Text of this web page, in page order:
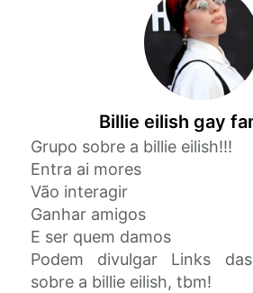
Billie eilish gay
Grupo sobre a billie eilish!!!
Entra ai mores
Vão interagir
Ganhar amigos
E ser quem damos
Podem divulgar Links
sobre a billie eilish, tbm!